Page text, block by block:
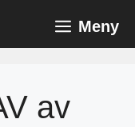
Meny
av